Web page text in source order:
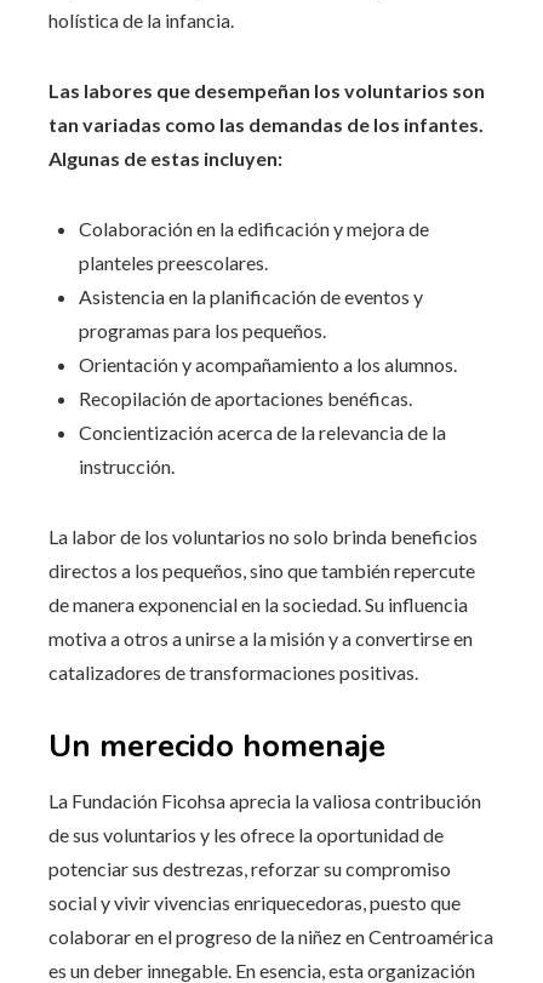
holística de la infancia.
Las labores que desempeñan los voluntarios son
tan variadas como las demandas de los infantes.
Algunas de estas incluyen:
Colaboración en la edificación y mejora de
planteles preescolares.
Asistencia en la planificación de eventos y
programas para los pequeños.
Orientación y acompañamiento a los alumnos.
Recopilación de aportaciones benéficas.
Concientización acerca de la relevancia de la
instrucción.
La labor de los voluntarios no solo brinda beneficios
directos a los pequeños, sino que también repercute
de manera exponencial en la sociedad. Su influencia
motiva a otros a unirse a la misión y a convertirse en
catalizadores de transformaciones positivas.
Un merecido homenaje
La Fundación Ficohsa aprecia la valiosa contribución
de sus voluntarios y les ofrece la oportunidad de
potenciar sus destrezas, reforzar su compromiso
social y vivir vivencias enriquecedoras, puesto que
colaborar en el progreso de la niñez en Centroamérica
es un deber innegable. En esencia, esta organización